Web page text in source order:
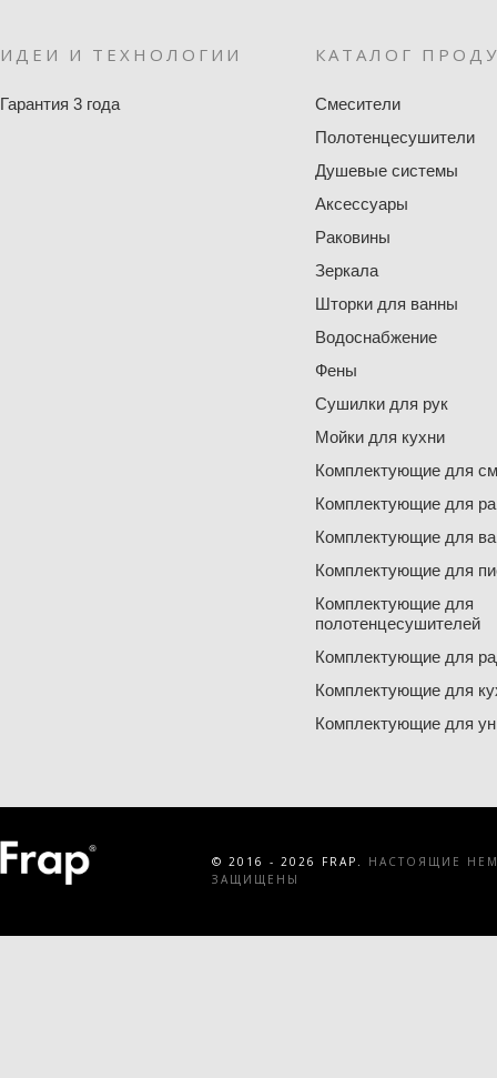
ИДЕИ И ТЕХНОЛОГИИ
Гарантия 3 года
КАТАЛОГ
Смесители
Полотенцесушители
Душевые системы
Аксессуары
Раковины
Зеркала
Шторки для ванны
Водоснабжение
Фены
Сушилки для рук
Мойки для кухни
Комплектующие для
Комплектующие для
Комплектующие для
Комплектующие для
Комплектующие для
полотенцесушителей
Комплектующие для
Комплектующие для
Комплектующие для
© 2016 - 2026 FRAP.
НАСТОЯЩИЕ
ЗАЩИЩЕНЫ